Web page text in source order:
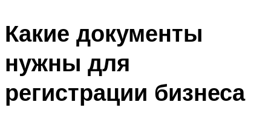
Какие документы
нужны для
регистрации бизнеса